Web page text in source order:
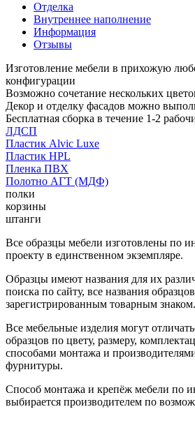
Отделка
Внутреннее наполнение
Информация
Отзывы
Изготовление мебели в прихожую
конфигурации
Возможно сочетание нескольких
Декор и отделку фасадов можно
Бесплатная сборка в течение 1-2
ЛДСП
Пластик Alvic Luxe
Пластик HPL
Пленка ПВХ
Полотно АГТ (МДФ)
полки
корзины
штанги
Все образцы мебели изготовлены по
проекту в единственном экземпляре.
Образцы имеют названия для их
поиска по сайту, все названия
зарегистрированным товарным знаком.
Все мебельные изделия могут
образцов по цвету, размеру,
способами монтажа и
фурнитуры.
Способ монтажа и крепёж мебели по
выбирается производителем по